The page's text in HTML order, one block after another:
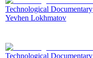
Technological Documentary
Yevhen Lokhmatov
Technological Documentary